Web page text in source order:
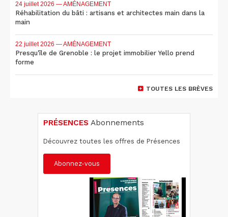
24 juillet 2026 — AMÉNAGEMENT
Réhabilitation du bâti : artisans et architectes main dans la
main
22 juillet 2026 — AMÉNAGEMENT
Presqu'île de Grenoble : le projet immobilier Yello prend
forme
TOUTES LES BRÈVES
PRÉSENCES Abonnements
Découvrez toutes les offres de Présences
Abonnez-vous